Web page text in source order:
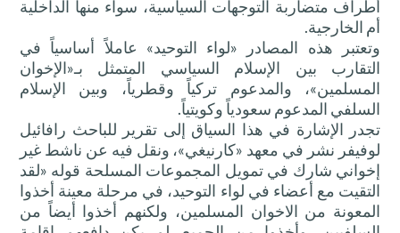
أطراف متضاربة التوجهات السياسية، سواء منها الداخلية
أم الخارجية.
وتعتبر هذه المصادر «لواء التوحيد» عاملاً أساسياً في
التقارب بين الإسلام السياسي المتمثل بـ«الإخوان
المسلمين»، والمدعوم تركياً وقطرياً، وبين الإسلام
السلفي المدعوم سعودياً وكويتياً.
تجدر الإشارة في هذا السياق إلى تقرير للباحث رافائيل
لوفيفر نشر في معهد «كارنيغي»، ونقل فيه عن ناشط غير
إخواني شارك في تمويل المجموعات المسلحة قوله «لقد
التقيت مع أعضاء في لواء التوحيد، في مرحلة معينة أخذوا
المعونة من الاخوان المسلمين، ولكنهم أخذوا أيضاً من